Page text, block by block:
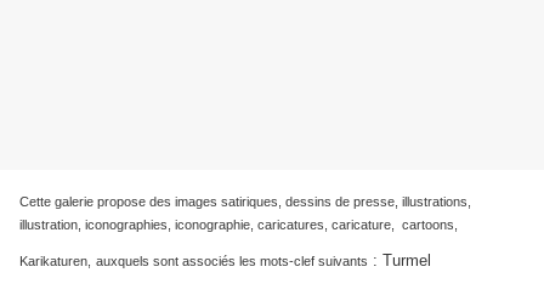
Cette galerie propose des images satiriques, dessins de presse, illustrations,
illustration, iconographies, iconographie, caricatures, caricature, cartoons,
Karikaturen, auxquels sont associés les mots-clef suivants : Turmel